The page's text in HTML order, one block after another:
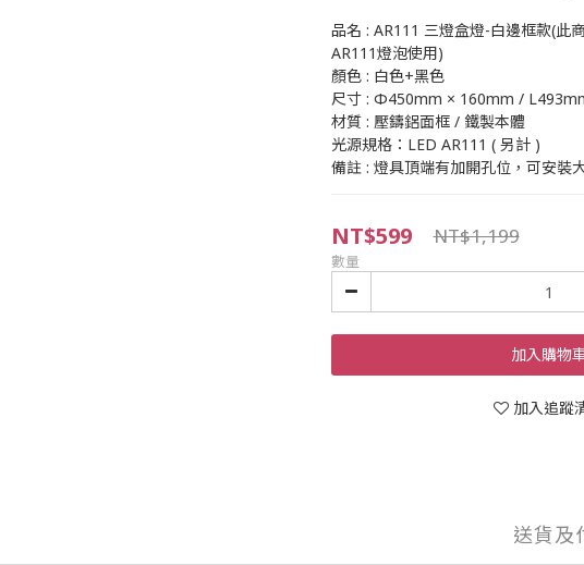
品名 : AR111 三燈盒燈-白邊框款(此
AR111燈泡使用)
顏色 : 白色+黑色
尺寸 : Φ450mm × 160mm /
材質 : 壓鑄鋁面框 / 鐵製本體
光源規格：LED AR111 ( 另計 )
備註 : 燈具頂端有加開孔位，可安裝
NT$599 NT$1,199
數量
加入購物
加入追蹤
送貨及